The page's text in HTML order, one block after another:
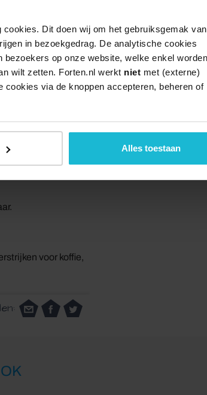
Dit doen wij om het gebruiksgemak
in bezoekgedrag. De analytische cookies
op onze website, welke enkel worden
wilt zetten. Forten.nl werkt niet met (externe)
via de knoppen accepteren, beheren of
Alles toestaan
een gids
Hou hier
voor koffie,
Tot:
13-
Volwassenen: